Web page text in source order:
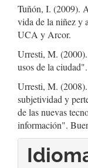
Tuñón, I. (2009).
vida de la niñez y
UCA y Arcor.
Urresti, M.
usos de la
Urresti, M.
subjetividad y
de las nuevas
información".